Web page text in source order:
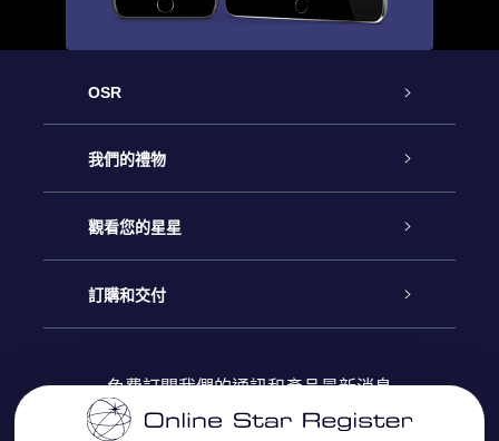
OSR
客戶服務
聯繫我們
博客
評論
我們的禮物
Online Star禮物
OSR禮物包
OSR 禮物卡
觀看您的星星
星星注册
個性化的Star Page
訂購和交付
付款資訊
免費訂閱我們的通訊和產品最新消息